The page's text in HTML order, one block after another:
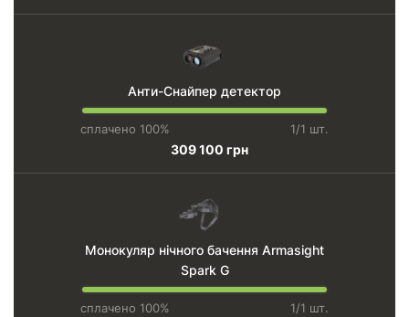
Анти-Снайпер детектор
сплачено 100% 1/1 шт.
309 100 грн
Монокуляр нічного бачення Armasight
Spark G
сплачено 100% 1/1 шт.